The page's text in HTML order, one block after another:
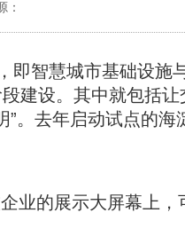
：
即智慧城市基础设施
建设。其中就包括
”。去年启动试点的
的展示大屏幕上，